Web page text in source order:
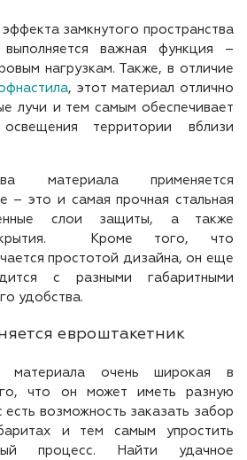
замкнутого пространства
важная функция –
нагрузкам. Также, в отличие
, этот материал отлично
лучи и тем самым обеспечивает
территории вблизи
материала применяется
– это и самая прочная стальная
слои защиты, а также
Кроме того, что
простотой дизайна, он еще
с разными габаритными
удобства.
евроштакетник
материала очень широкая в
что он может иметь разную
есть возможность заказать забор
и тем самым упростить
процесс. Найти удачное